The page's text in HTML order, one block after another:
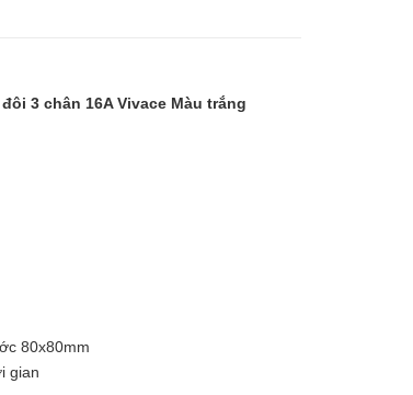
3 chân 16A Vivace Màu trắng
80x80mm
gian